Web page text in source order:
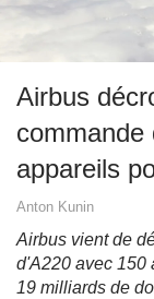
Airbus
commande
appareils
Anton Kunin
Airbus vient de
d'A220 avec 150
19 milliards de